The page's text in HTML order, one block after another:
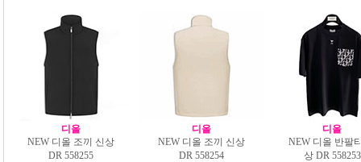
디올
NEW 디올 조끼 신상
DR 558255
디올
NEW 디올 조끼 신상
DR 558254
디올
NEW 디올 반팔
상 DR 558253